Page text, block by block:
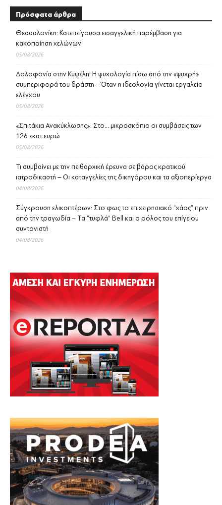
Πρόσφατα άρθρα
Θεσσαλονίκη: Κατεπείγουσα εισαγγελική παρέμβαση για
κακοποίηση χελώνων
05/08/2026
Δολοφονία στην Κυψέλη: Η ψυχολογία πίσω από την «ψυχρή»
συμπεριφορά του δράστη – Όταν η ιδεολογία γίνεται εργαλείο
ελέγχου
05/08/2026
«Σπιτάκια Ανακύκλωσης»: Στο… μικροσκόπιο οι συμβάσεις των
126 εκατ.ευρώ
05/08/2026
Τι συμβαίνει με την πειθαρχική έρευνα σε βάρος κρατικού
ιατροδικαστή – Οι καταγγελίες της δικηγόρου και τα αξιοπερίεργα
04/08/2026
Σύγκρουση ελικοπτέρων: Στο φως το επιχειρησιακό “χάος” πριν
από την τραγωδία – Τα “τυφλά” Bell και ο ρόλος του επίγειου
συντονιστή
04/08/2026